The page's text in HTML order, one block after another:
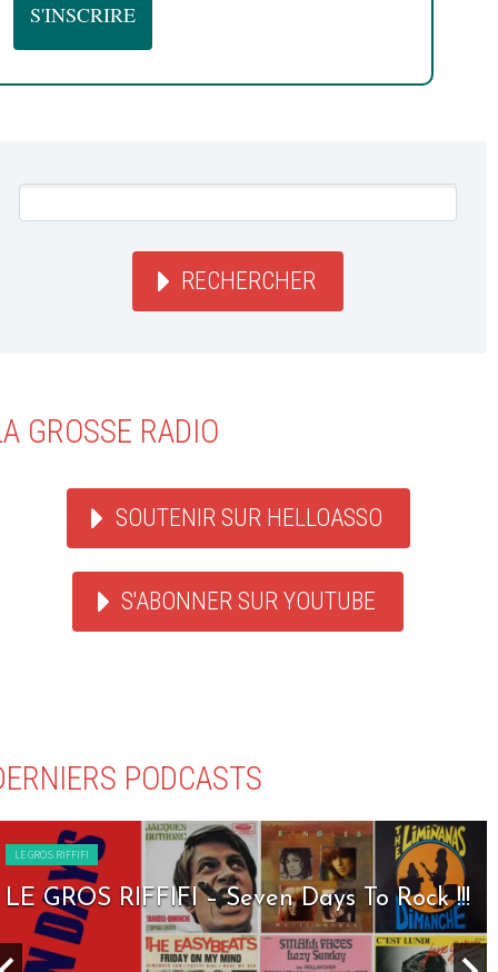
RECHERCHER
GROSSE RADIO
SOUTENIR SUR HELLOASSO
S'ABONNER SUR YOUTUBE
PODCASTS
LE GROS RIFFIFI
LE GROS RIFFIFI – Seven Days To Rock !!!